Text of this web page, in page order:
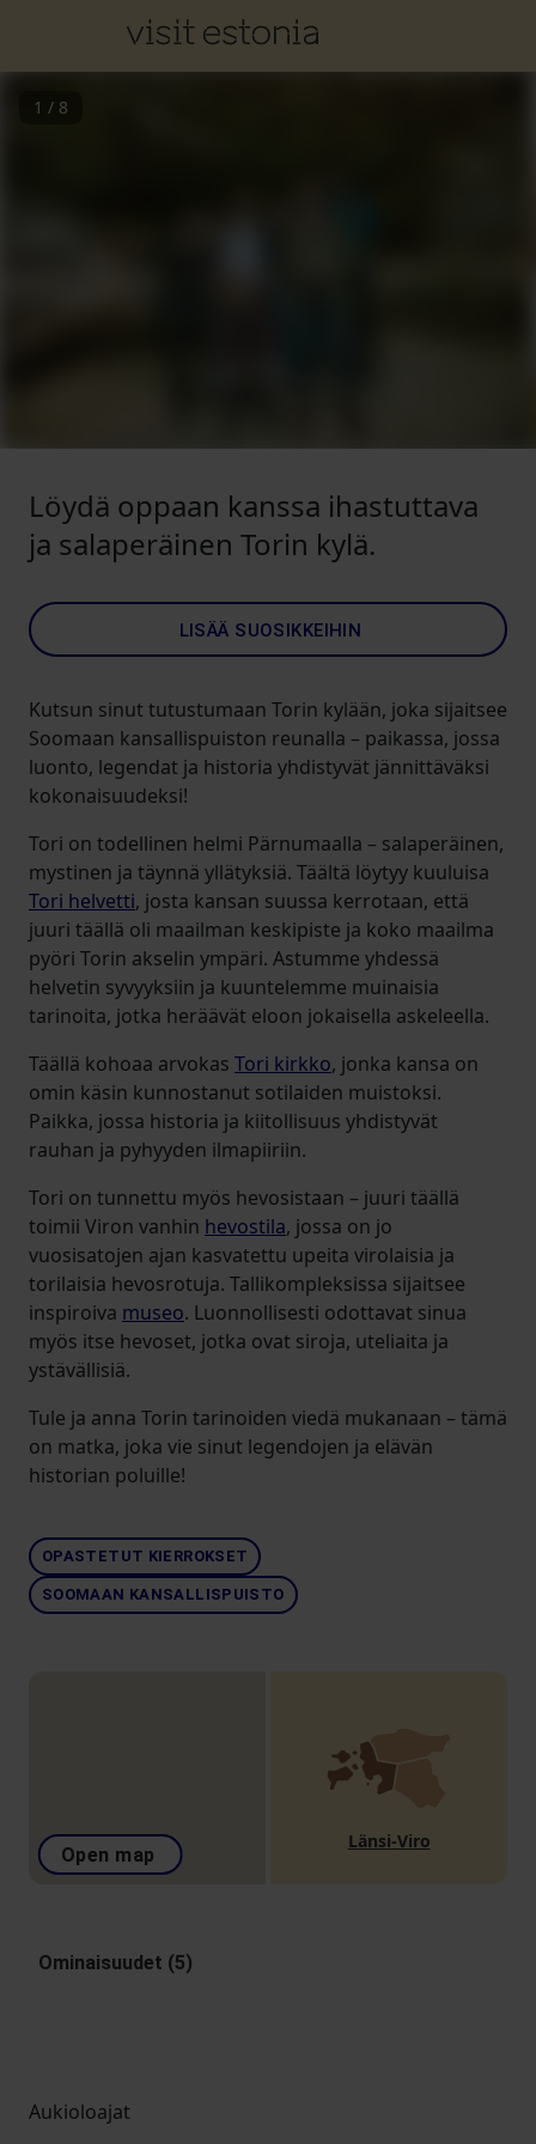
1 / 8
Löydä oppaan kanssa ihastuttava
ja salaperäinen Torin kylä.
LISÄÄ SUOSIKKEIHIN
Kutsun sinut tutustumaan Torin kylään, joka sijaitsee
Soomaan kansallispuiston reunalla – paikassa, jossa
luonto, legendat ja historia yhdistyvät jännittäväksi
kokonaisuudeksi!
Tori on todellinen helmi Pärnumaalla – salaperäinen,
mystinen ja täynnä yllätyksiä. Täältä löytyy kuuluisa
Tori helvetti, josta kansan suussa kerrotaan, että
juuri täällä oli maailman keskipiste ja koko maailma
pyöri Torin akselin ympäri. Astumme yhdessä
helvetin syvyyksiin ja kuuntelemme muinaisia
tarinoita, jotka heräävät eloon jokaisella askeleella.
Täällä kohoaa arvokas Tori kirkko, jonka kansa on
omin käsin kunnostanut sotilaiden muistoksi.
Paikka, jossa historia ja kiitollisuus yhdistyvät
rauhan ja pyhyyden ilmapiiriin.
Tori on tunnettu myös hevosistaan – juuri täällä
toimii Viron vanhin hevostila, jossa on jo
vuosisatojen ajan kasvatettu upeita virolaisia ja
torilaisia hevosrotuja. Tallikompleksissa sijaitsee
inspiroiva museo. Luonnollisesti odottavat sinua
myös itse hevoset, jotka ovat siroja, uteliaita ja
ystävällisiä.
Tule ja anna Torin tarinoiden viedä mukanaan – tämä
on matka, joka vie sinut legendojen ja elävän
historian poluille!
OPASTETUT KIERROKSET
SOOMAAN KANSALLISPUISTO
Open map
Länsi-Viro
Ominaisuudet (5)
Aukioloajat